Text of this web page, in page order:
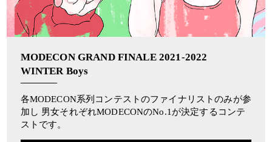
MODECON GRAND FINALE 2021-2022
WINTER Boys
各MODECON系列コンテストのファイナリストのみが参
加し 男女それぞれMODECONのNo.1が決定するコンテ
ストです。